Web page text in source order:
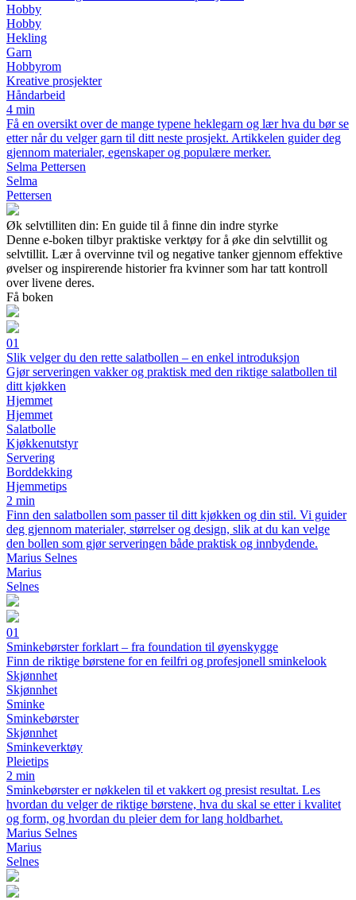
Hobby
Hobby
Hekling
Garn
Hobbyrom
Kreative prosjekter
Håndarbeid
4 min
Få en oversikt over de mange typene heklegarn og lær hva du bør se
etter når du velger garn til ditt neste prosjekt. Artikkelen guider deg
gjennom materialer, egenskaper og populære merker.
Selma Pettersen
Selma
Pettersen
Øk selvtilliten din: En guide til å finne din indre styrke
Denne e-boken tilbyr praktiske verktøy for å øke din selvtillit og
selvtillit. Lær å overvinne tvil og negative tanker gjennom effektive
øvelser og inspirerende historier fra kvinner som har tatt kontroll
over livene deres.
Få boken
01
Slik velger du den rette salatbollen – en enkel introduksjon
Gjør serveringen vakker og praktisk med den riktige salatbollen til
ditt kjøkken
Hjemmet
Hjemmet
Salatbolle
Kjøkkenutstyr
Servering
Borddekking
Hjemmetips
2 min
Finn den salatbollen som passer til ditt kjøkken og din stil. Vi guider
deg gjennom materialer, størrelser og design, slik at du kan velge
den bollen som gjør serveringen både praktisk og innbydende.
Marius Selnes
Marius
Selnes
01
Sminkebørster forklart – fra foundation til øyenskygge
Finn de riktige børstene for en feilfri og profesjonell sminkelook
Skjønnhet
Skjønnhet
Sminke
Sminkebørster
Skjønnhet
Sminkeverktøy
Pleietips
2 min
Sminkebørster er nøkkelen til et vakkert og presist resultat. Les
hvordan du velger de riktige børstene, hva du skal se etter i kvalitet
og form, og hvordan du pleier dem for lang holdbarhet.
Marius Selnes
Marius
Selnes